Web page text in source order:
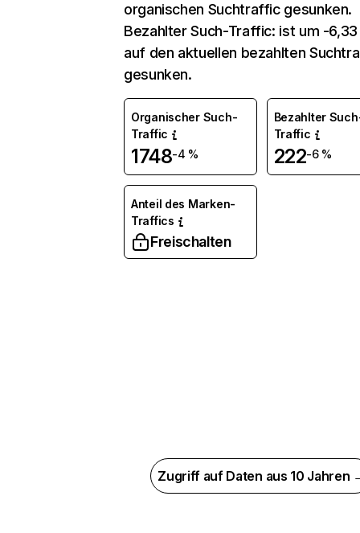
organischen Suchtraffic gesunken.
Bezahlter Such-Traffic: ist um -
auf den aktuellen bezahlten
gesunken.
Organischer Such-
Traffic
1748-4 %
Bezahlter
Traffic
222-6 %
Anteil des Marken-
Traffics
Freischalten
Zugriff auf Daten aus 10 Jahren